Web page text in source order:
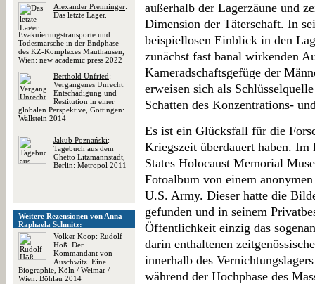
Alexander Prenninger:
Das letzte Lager.
Evakuierungstransporte und
Todesmärsche in der Endphase
des KZ-Komplexes Mauthausen,
Wien: new academic press 2022
Berthold Unfried:
Vergangenes Unrecht.
Entschädigung und
Restitution in einer
globalen Perspektive, Göttingen:
Wallstein 2014
Jakub Poznański:
Tagebuch aus dem
Ghetto Litzmannstadt,
Berlin: Metropol 2011
Weitere Rezensionen von Anna-
Raphaela Schmitz:
Volker Koop: Rudolf
Höß. Der
Kommandant von
Auschwitz. Eine
Biographie, Köln / Weimar /
Wien: Böhlau 2014
außerhalb der Lagerzäune und
Dimension der Täterschaft. In
beispiellosen Einblick in den
zunächst fast banal wirkenden
Kameradschaftsgefüge der
erweisen sich als
Schatten des Konzentrations-
Es ist ein Glücksfall für die
Kriegszeit überdauert haben.
States Holocaust Memorial
Fotoalbum von einem
U.S. Army. Dieser hatte die
gefunden und in seinem
Öffentlichkeit einzig das
darin enthaltenen
innerhalb des
während der Hochphase des